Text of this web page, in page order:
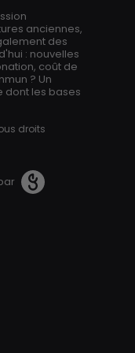
anciennes,
des
: nouvelles
coût de
? Un
dont les bases
droits